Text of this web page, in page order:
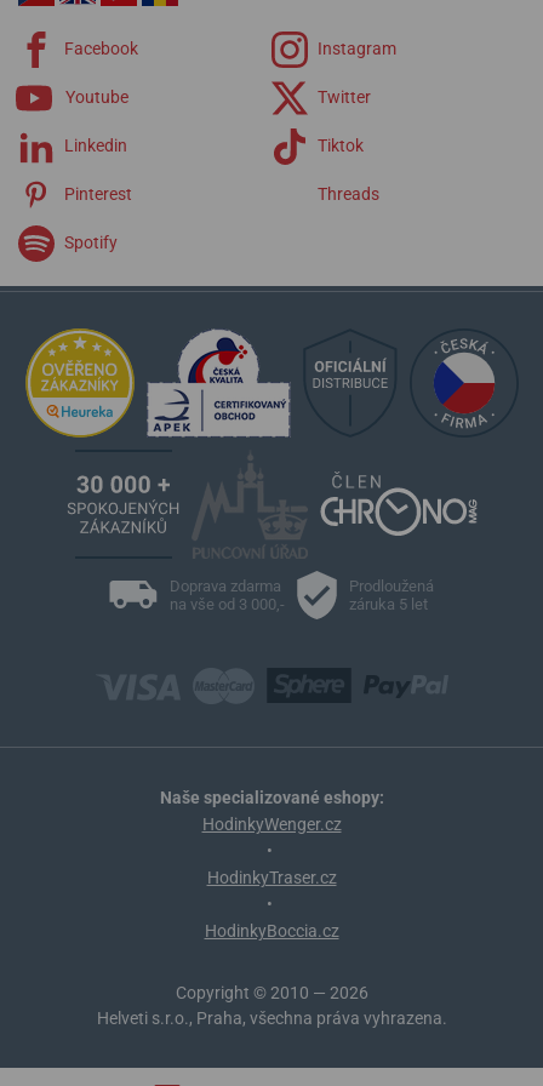
Eliros
Fiaba
Masterpiece
Pontos
1975
Facebook Instagram
Youtube Twitter
Linkedin Tiktok
Pinterest Threads
Spotify
Doprava zdarma
na vše od 3 000,-
Prodloužená
záruka 5 let
Naše specializované eshopy:
HodinkyWenger.cz
•
HodinkyTraser.cz
•
HodinkyBoccia.cz
Copyright © 2010 — 2026
Helveti s.r.o., Praha, všechna práva vyhrazena.